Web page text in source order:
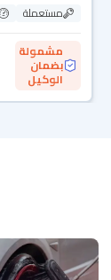
مستعملة
مشمولة
بضمان
الوكيل